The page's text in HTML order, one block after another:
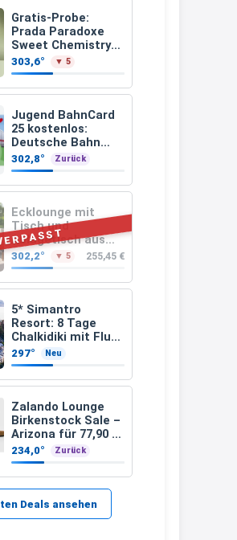
Gratis-Probe:
Prada Paradoxe
Sweet Chemistry
kostenlos testen
303,6° ▼ 5
Jugend BahnCard
25 kostenlos:
Deutsche Bahn
verschenkt
BahnCard an
Kinder und
Jugendliche
302,8° Zurück
Ecklounge mit
Tisch und
Ablagetisch aus
Akazienholz 12-
teilig
302,2° ▼ 5 255,45 €
5* Simantro
Resort: 8 Tage
Chalkidiki mit Flug
& Frühstück für
389 €
297° Neu
Zalando Lounge
Birkenstock Sale –
Arizona für 77,90 €
statt 120 €
234,0° Zurück
Deals ansehen
schon stornieren und
bestellen, da man
oder auch
im
oder an der Kasse
Kauf einlösen kann.
den Gutschein
bagett Gutschein code